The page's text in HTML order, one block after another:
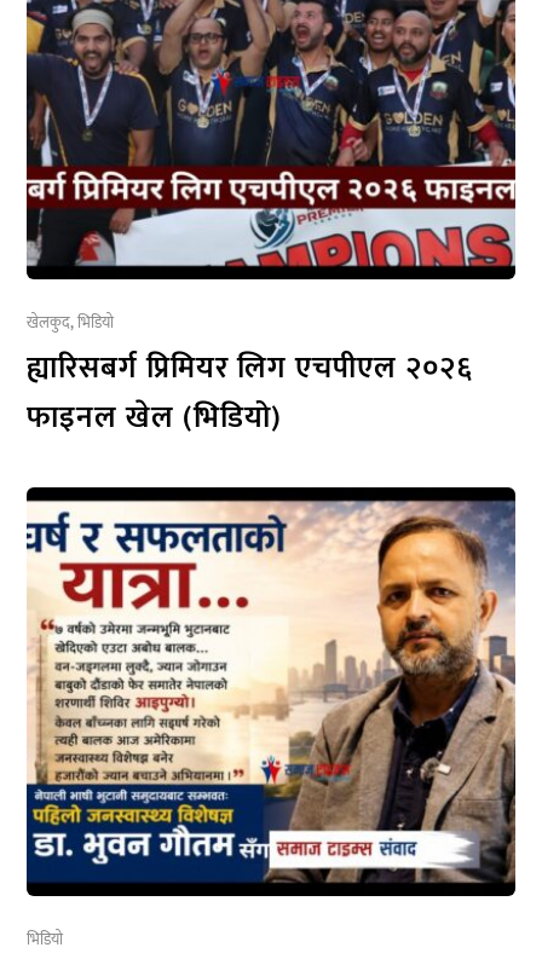
खेलकुद,भिडियो
ह्यारिसबर्ग प्रिमियर लिग एचपीएल २०२६
फाइनल खेल (भिडियो)
भिडियो